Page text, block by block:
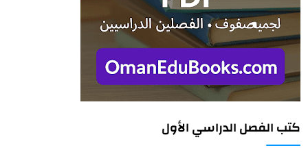
كتب الفصل الدراسي الأول